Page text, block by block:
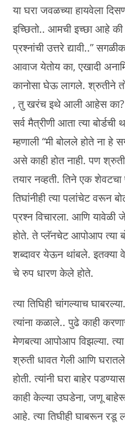
या घरा जवळच्या हायवेला
इच्छितो.. आमची इच्छा आहे
प्रश्नांची उत्तरे द्यावी..”
आवाज येतोय का, एखादी
कानोसा घेऊ लागले. श्रुतीने
, तु खरंच इथे आली आहेस का?
सर्व मैत्रीणी आता त्या
म्हणाली “मी बोलले होते ना
असे काही होत नाही. पण
तयार नव्हती. तिने एक शेवटचा
तिघांनीही त्या पलांचेट वरून
प्रश्न विचारला. आणि
होते. ते प्लॅनचेट आपोआप त्या
शब्दावर येऊन थांबले. इतक्या
चे रुप धारण केले होते.
त्या तिघिही चांगल्याच
त्यांना कळाले.. पुढे काही
मेणबत्या आपोआप विझल्या.
श्रुती धावत गेली आणि
होती. त्यांनी घरा बाहेर
काही केल्या उघडेना, जणू
आहे. त्या तिघीही घाबरून रडू